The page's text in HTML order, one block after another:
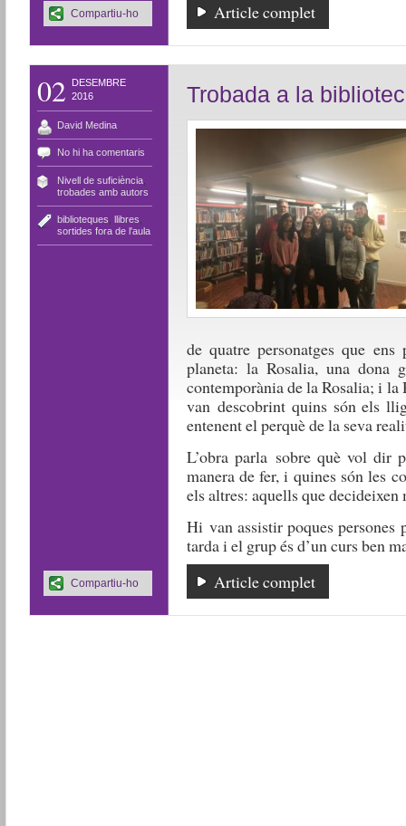
Article complet
Compartiu-ho
02
DESEMBRE
2016
David Medina
No hi ha comentaris
Nivell de suficiència,
trobades amb autors
biblioteques llibres
sortides fora de l'aula
Trobada a la
de quatre personatges que
planeta: la Rosalia, una dona
contemporània de la Rosalia; i la
van descobrint quins són els
entenent el perquè de la seva
L’obra parla sobre què vol dir
manera de fer, i quines són les
els altres: aquells que
Hi van assistir poques persones
tarda i el grup és d’un curs ben
Article complet
Compartiu-ho